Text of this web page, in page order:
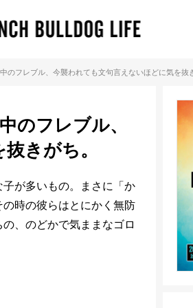
のフレブル、今襲われても文句言えないほどに気を抜
のフレブル、
きがち。
が多いもの。まさに「か
時の彼らはとにかく無防
、のどかで気ままなゴロ